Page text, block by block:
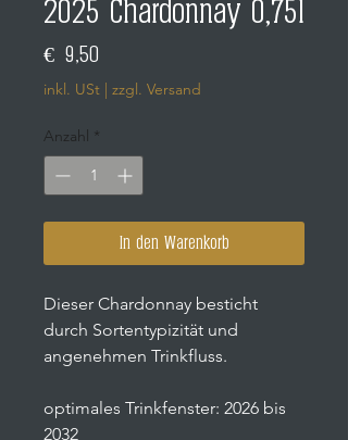
2025 Chardonnay 0,75l
€ 9,50
inkl. USt | zzgl. Versand
Anzahl *
In den Warenkorb
Dieser Chardonnay besticht
durch Sortentypizität und
angenehmen Trinkfluss.
optimales Trinkfenster: 2026 bis
2032